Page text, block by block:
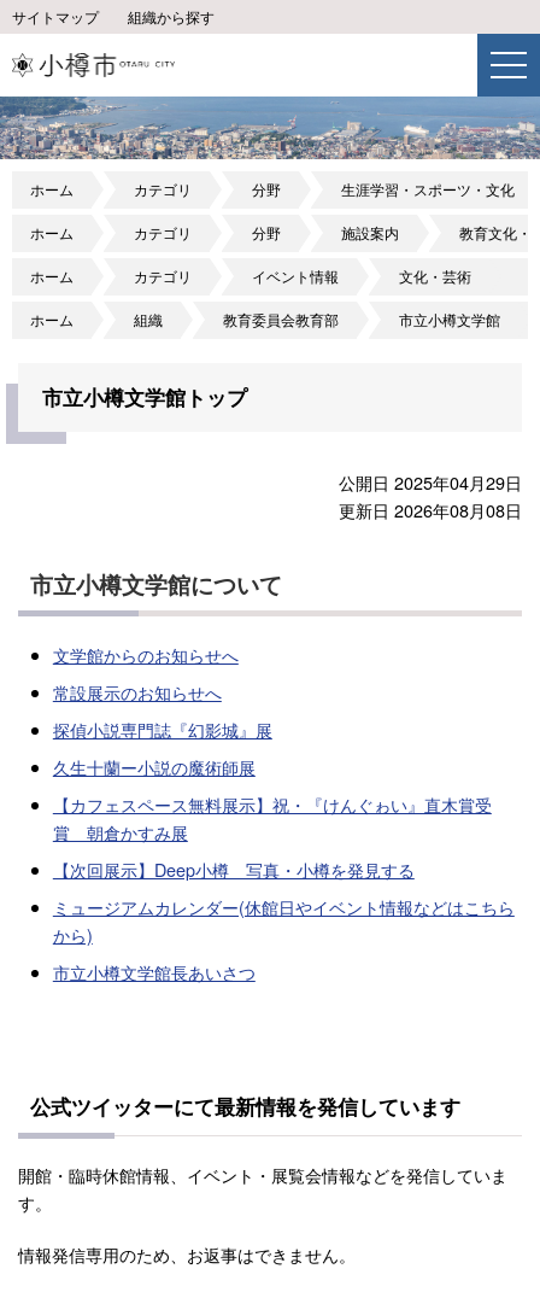
サイトマップ 組織から探す
ホーム カテゴリ 分野 生涯学習・スポーツ・文化
ホーム カテゴリ 分野 施設案内 教育文化・
ホーム カテゴリ イベント情報 文化・芸術
ホーム 組織 教育委員会教育部 市立小樽文学館
市立小樽文学館トップ
公開日 2025年04月29日
更新日 2026年08月08日
市立小樽文学館について
文学館からのお知らせへ
常設展示のお知らせへ
探偵小説専門誌『幻影城』展
久生十蘭ー小説の魔術師展
【カフェスペース無料展示】祝・『けんぐゎい』直木賞受
賞 朝倉かすみ展
【次回展示】Deep小樽 写真・小樽を発見する
ミュージアムカレンダー(休館日やイベント情報などはこちら
から)
市立小樽文学館長あいさつ
公式ツイッターにて最新情報を発信しています
開館・臨時休館情報、イベント・展覧会情報などを発信していま
す。
情報発信専用のため、お返事はできません。